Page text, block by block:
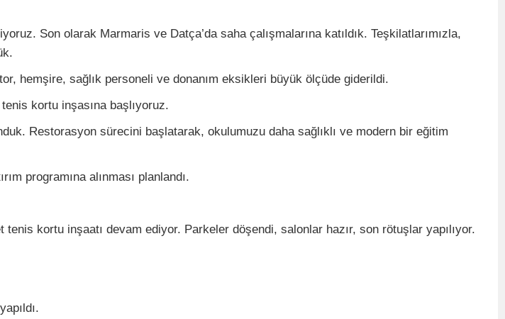
Son olarak Marmaris ve Datça’da saha çalışmalarına katıldık. Teşkilatlarımızla,
hemşire, sağlık personeli ve donanım eksikleri büyük ölçüde giderildi.
kortu inşasına başlıyoruz.
Restorasyon sürecini başlatarak, okulumuzu daha sağlıklı ve modern bir eğitim
programına alınması planlandı.
kortu inşaatı devam ediyor. Parkeler döşendi, salonlar hazır, son rötuşlar yapılıyor.